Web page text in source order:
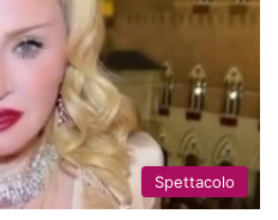
Spettacolo